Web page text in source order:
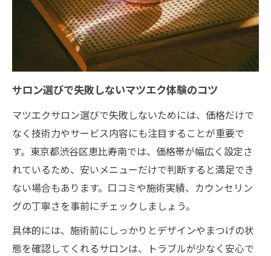
サロン選びで失敗しないマツエク体験のコツ
マツエクサロン選びで失敗しないためには、価格だけで
なく技術力やサービス内容にも注目することが重要で
す。東京都渋谷区恵比寿南では、価格帯が幅広く設定さ
れているため、安いメニューだけで判断すると満足でき
ない場合もあります。口コミや施術実績、カウンセリン
グの丁寧さを事前にチェックしましょう。
具体的には、施術前にしっかりとデザインやまつげの状
態を確認してくれるサロンは、トラブルが少なく安心で